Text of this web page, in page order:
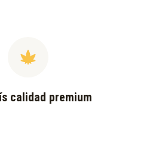
calidad premium